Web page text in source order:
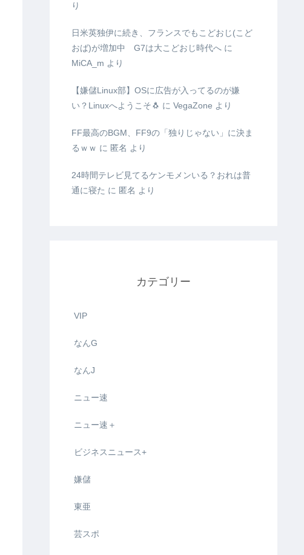
り
日米英独伊に続き、フランスでもこどおじ(こど
おば)が増加中 G7は大こどおじ時代へ に
MiCA_m より
【嫌儲Linux部】OSに広告が入ってるのが嫌
い？Linuxへようこそ🐧 に VegaZone より
FF最高のBGM、FF9の「独りじゃない」に決ま
るｗｗ に 匿名 より
24時間テレビ見てるケンモメンいる？おれは普
通に寝た に 匿名 より
カテゴリー
VIP
なんG
なんJ
ニュー速
ニュー速＋
ビジネスニュース+
嫌儲
東亜
芸スポ